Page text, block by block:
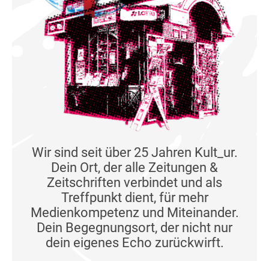
Wir sind seit über 25 Jahren Kult_ur.
Dein Ort, der alle Zeitungen &
Zeitschriften verbindet und als
Treffpunkt dient, für mehr
Medienkompetenz und Miteinander.
Dein Begegnungsort, der nicht nur
dein eigenes Echo zurückwirft.